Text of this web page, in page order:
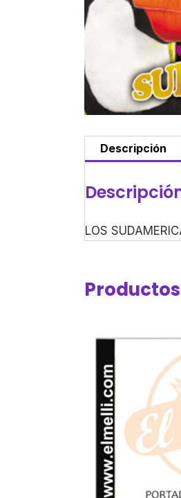
Descripción
LOS